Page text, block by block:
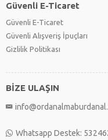
Güvenli E-Ticaret
Güvenli E-Ticaret
Güvenli Alışveriş İpuçları
Gizlilik Politikası
BİZE ULAŞIN
Whatsapp Destek: